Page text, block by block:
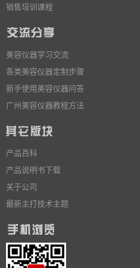
销售培训课程
美容仪器学习交流
各类美容仪器定制步骤
新手使用美容仪器问答
广州美容仪器教程方法
产品百科
产品说明书下载
关于公司
最新主打技术主题